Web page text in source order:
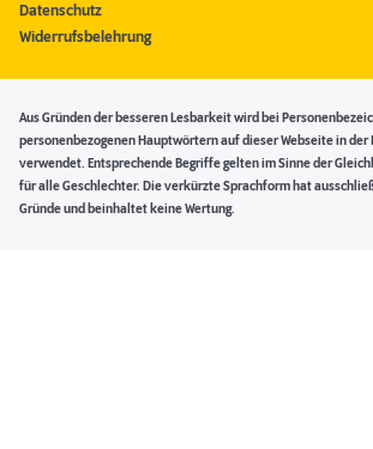
Datenschutz
Widerrufsbelehrung
Aus Gründen der besseren Lesbarkeit wird bei
personenbezogenen Hauptwörtern auf dieser Webseite in der
verwendet. Entsprechende Begriffe gelten im Sinne der
für alle Geschlechter. Die verkürzte Sprachform hat
Gründe und beinhaltet keine Wertung.